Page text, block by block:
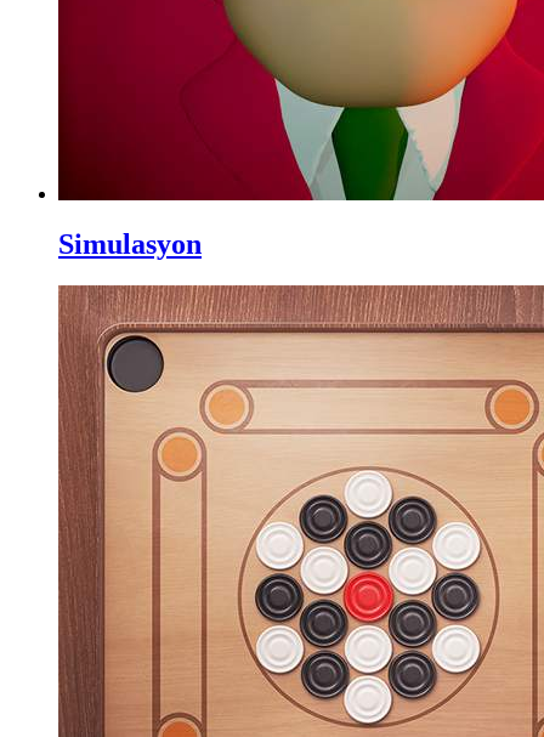
Simulasyon